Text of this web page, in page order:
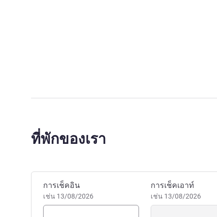
ที่พักของเรา
จองโรงแรมนี้
การเช็คอิน
เช่น 13/08/2026
การเช็คเอาท์
เช่น 13/08/2026